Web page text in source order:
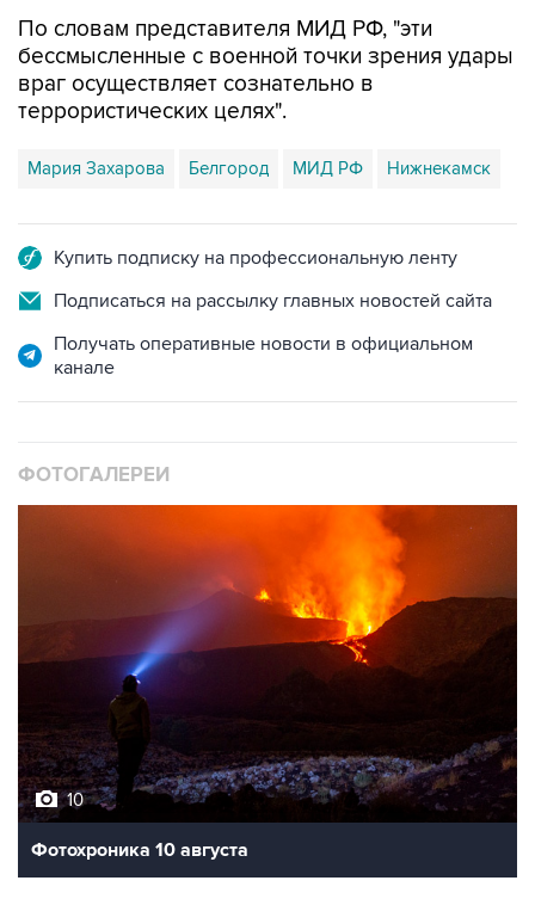
По словам представителя МИД РФ, "эти
бессмысленные с военной точки зрения удары
враг осуществляет сознательно в
террористических целях".
Мария Захарова Белгород МИД РФ Нижнекамск
Купить подписку на профессиональную ленту
Подписаться на рассылку главных новостей сайта
Получать оперативные новости в официальном
канале
ФОТОГАЛЕРЕИ
10
Фотохроника 10 августа